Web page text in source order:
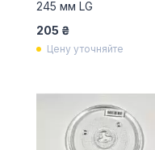
245 мм LG
205 ₴
Цену уточняйте